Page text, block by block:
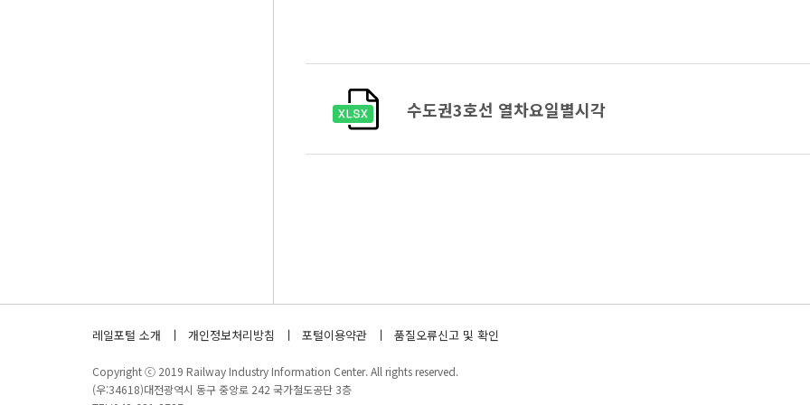
수도권3호선 열차요일별시각
레일포털 소개 개인정보처리방침 포털이용약관 품질오류신고 및 확인
Copyright ⓒ 2019 Railway Industry Information Center. All rights reserved.
(우:34618)대전광역시 동구 중앙로 242 국가철도공단 3층